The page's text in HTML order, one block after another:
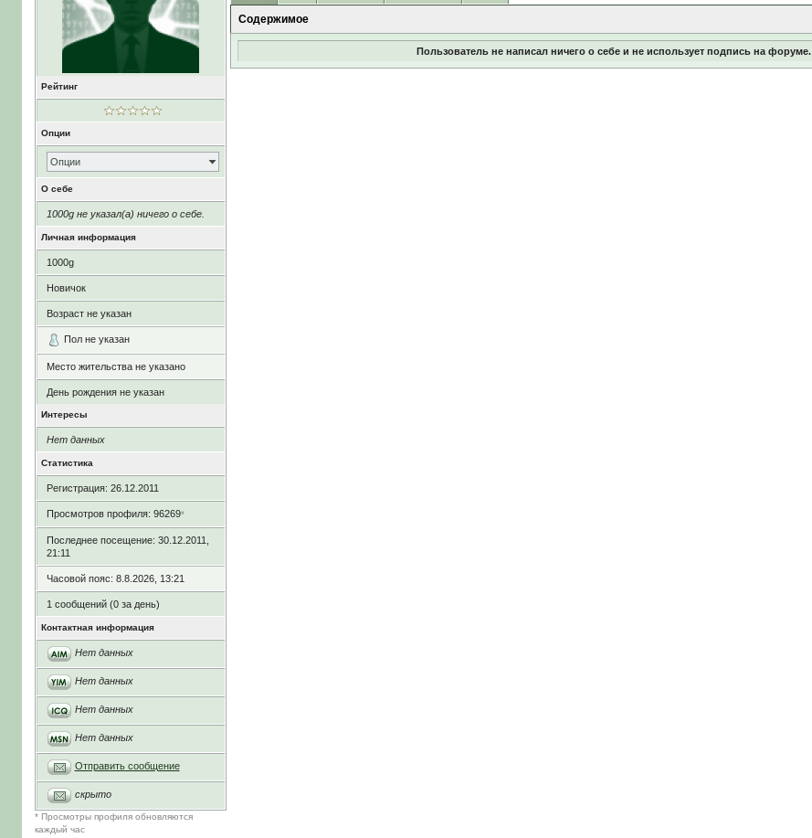
Рейтинг
Опции
Опции
О себе
1000g не указал(а) ничего о себе.
Личная информация
1000g
Новичок
Возраст не указан
Пол не указан
Место жительства не указано
День рождения не указан
Интересы
Нет данных
Статистика
Регистрация: 26.12.2011
Просмотров профиля: 96269*
Последнее посещение: 30.12.2011,
21:11
Часовой пояс: 8.8.2026, 13:21
1 сообщений (0 за день)
Контактная информация
Нет данных
Нет данных
Нет данных
Нет данных
Отправить сообщение
скрыто
* Просмотры профиля обновляются
каждый час
Содержимое
Пользователь не написал ничего о себе и не использует подпись на форуме.